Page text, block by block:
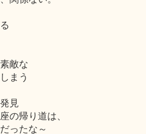
敵な
まう
見
の帰り道は、
ったな～